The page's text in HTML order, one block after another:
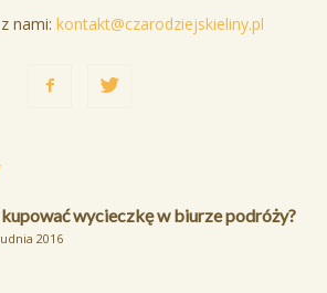
nami: kontakt@czarodziejskieliny.pl
wycieczkę w biurze podróży?
2016